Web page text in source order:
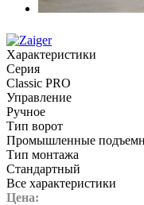
Характеристики
Серия
Classic PRO
Управление
Ручное
Тип ворот
Промышленные
Тип монтажа
Стандартный
Все характеристики
Цена: